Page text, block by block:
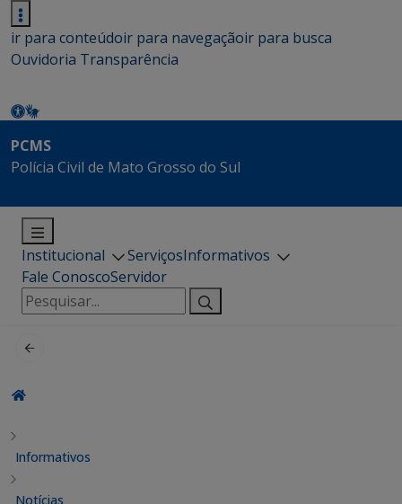
ir para conteúdoir para navegaçãoir para busca
Ouvidoria Transparência
PCMS
Polícia Civil de Mato Grosso do Sul
Institucional ServiçosInformativos
Fale ConoscoServidor
Pesquisar
por:
Informativos
Notícias